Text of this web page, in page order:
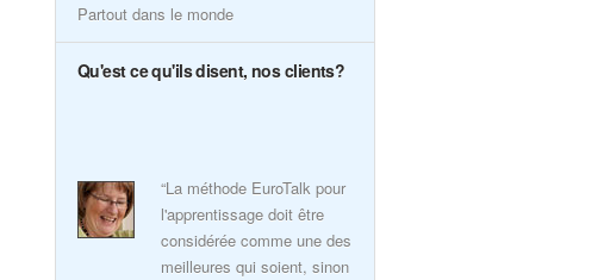
Partout dans le monde
Qu'est ce qu'ils disent, nos clients?
“La méthode EuroTalk pour
l'apprentissage doit être
considérée comme une des
meilleures qui soient, sinon